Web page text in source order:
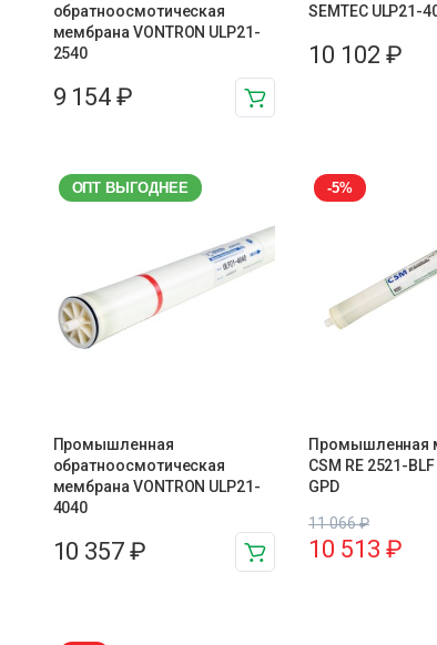
обратноосмотическая
мембрана VONTRON ULP21-
2540
9 154₽
SEMTEC ULP21-
10 102 ₽
ОПТ ВЫГОДНЕЕ
Промышленная
обратноосмотическая
мембрана VONTRON ULP21-
4040
10 357₽
-5%
Промышленная
CSM RE 2521-
GPD
11 066₽
10 513 ₽